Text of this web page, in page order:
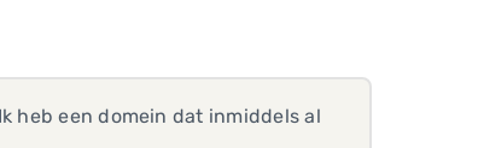
heb een domein dat inmiddels al